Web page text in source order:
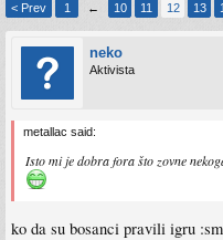
< Prev 1 ← 10 11 12 13
neko
Aktivista
metallac said:
Isto mi je dobra fora što zovne
ko da su bosanci pravili igru